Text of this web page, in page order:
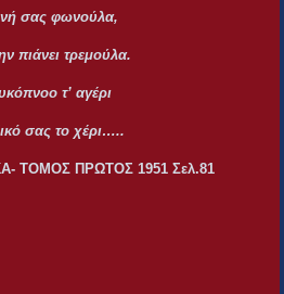
σας φωνούλα,
πιάνει τρεμούλα.
τ’ αγέρι
σας το χέρι…..
ΤΟΜΟΣ ΠΡΩΤΟΣ 1951 Σελ.81